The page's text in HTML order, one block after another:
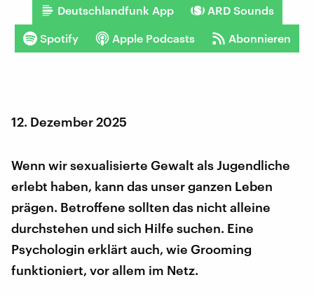
Deutschlandfunk App ARD Sounds
Spotify Apple Podcasts Abonnieren
12. Dezember 2025
Wenn wir sexualisierte Gewalt als Jugendliche
erlebt haben, kann das unser ganzen Leben
prägen. Betroffene sollten das nicht alleine
durchstehen und sich Hilfe suchen. Eine
Psychologin erklärt auch, wie Grooming
funktioniert, vor allem im Netz.